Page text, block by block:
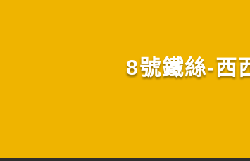
8號鐵絲-